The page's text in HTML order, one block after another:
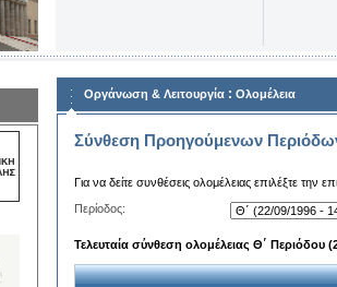
Οργάνωση & Λειτουργία : Ολομέλεια
Σύνθεση Προηγούμενων
Για να δείτε συνθέσεις ολομέλειας επιλέξτε την
Περίοδος:
Τελευταία σύνθεση ολομέλειας Θ΄ Περιόδου